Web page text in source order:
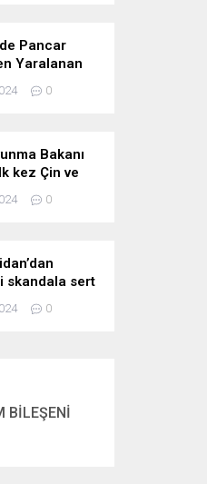
Pancar
Yaralanan
Kurtarma
0
Bakanı
kez Çin ve
0
skandala sert
eli kanlı
0
BİLEŞENİ